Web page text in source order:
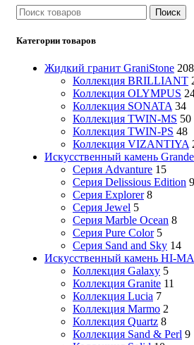
Поиск
Категории товаров
Жидкий гранит GraniStone 208
Коллекция BRILLIANT
Коллекция OLYMPUS
Коллекция SONATA 34
Коллекция TWIN-MS 50
Коллекция TWIN-PS 48
Коллекция VIZANTIYA
Искусственный камень
Серия Advanture 15
Серия Delissious Edition 9
Серия Explorer 8
Серия Jewel 5
Серия Marble Ocean 8
Серия Pure Color 5
Серия Sand and Sky 14
Искусственный камень HI-
Коллекция Galaxy 5
Коллекция Granite 11
Коллекция Lucia 7
Коллекция Marmo 2
Коллекция Quartz 8
Коллекция Sand & Perl 9